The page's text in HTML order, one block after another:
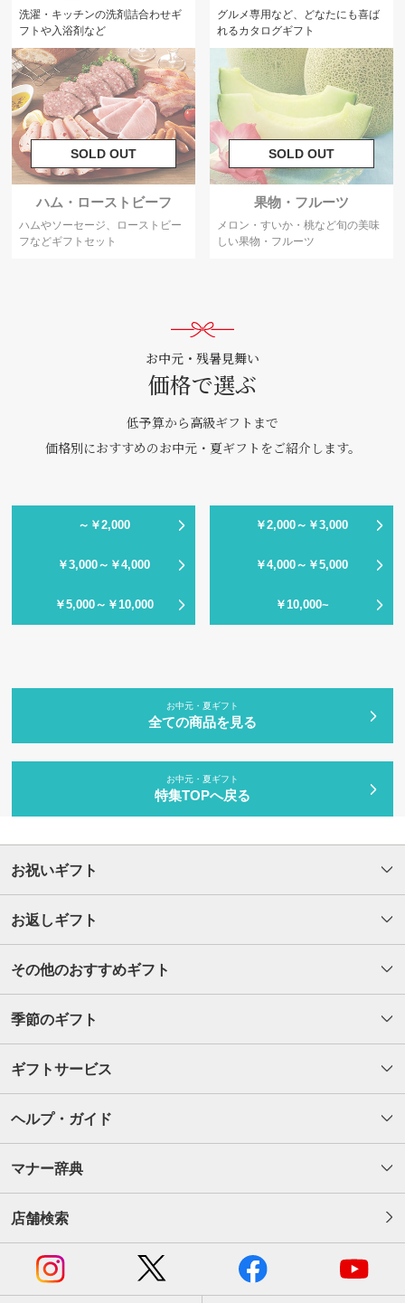
洗濯・キッチンの洗剤詰合わせギ
フトや入浴剤など
グルメ専用など、どなたにも喜ば
れるカタログギフト
ハム・ローストビーフ
ハムやソーセージ、ローストビー
フなどギフトセット
果物・フルーツ
メロン・すいか・桃など旬の美味
しい果物・フルーツ
お中元・残暑見舞い
価格で選ぶ
低予算から高級ギフトまで
価格別におすすめのお中元・夏ギフトをご紹介します。
～￥2,000 ￥2,000～￥3,000
￥3,000～￥4,000 ￥4,000～￥5,000
￥5,000～￥10,000 ￥10,000~
お中元・夏ギフト
全ての商品を見る
お中元・夏ギフト
特集TOPへ戻る
お祝いギフト
お返しギフト
その他のおすすめギフト
季節のギフト
ギフトサービス
ヘルプ・ガイド
マナー辞典
店舗検索